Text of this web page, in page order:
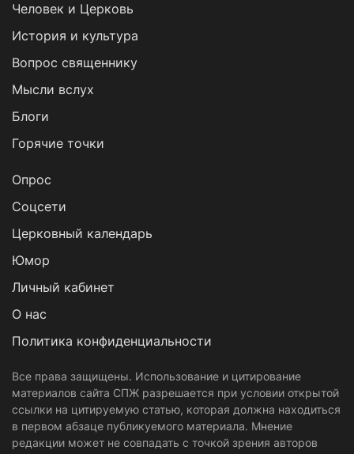
Человек и Церковь
История и культура
Вопрос священнику
Мысли вслух
Блоги
Горячие точки
Опрос
Cоцсети
Церковный календарь
Юмор
Личный кабинет
О нас
Политика конфиденциальности
Все права защищены. Использование и цитирование
материалов сайта СПЖ разрешается при условии открытой
ссылки на цитируемую статью, которая должна находиться
в первом абзаце публикуемого материала. Мнение
редакции может не совпадать с точкой зрения авторов